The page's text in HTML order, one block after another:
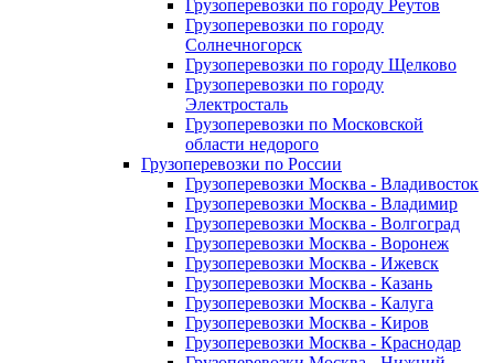
Грузоперевозки по городу Реутов
Грузоперевозки по городу
Солнечногорск
Грузоперевозки по городу Щелково
Грузоперевозки по городу
Электросталь
Грузоперевозки по Московской
области недорого
Грузоперевозки по России
Грузоперевозки Москва - Владивосток
Грузоперевозки Москва - Владимир
Грузоперевозки Москва - Волгоград
Грузоперевозки Москва - Воронеж
Грузоперевозки Москва - Ижевск
Грузоперевозки Москва - Казань
Грузоперевозки Москва - Калуга
Грузоперевозки Москва - Киров
Грузоперевозки Москва - Краснодар